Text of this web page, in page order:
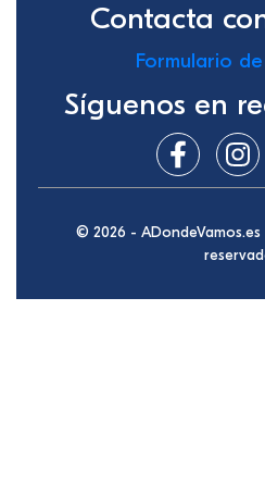
Contacta
Formulario
Síguenos en
© 2026 -